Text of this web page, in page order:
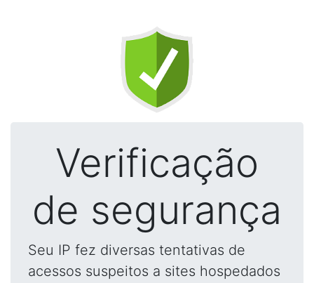
Verificação
de segurança
Seu IP fez diversas tentativas de
acessos suspeitos a sites hospedados